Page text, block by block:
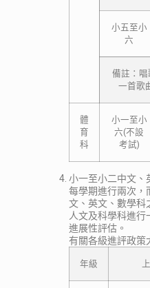
小五至小
六
備註：
一首歌
體
育
科
小一至小
六(不設
考試)
小一至小二中文、
每學期進行兩次，
文、英文、數學科
人文及科學科進行
進展性評估。
有關各級進評政策
年級